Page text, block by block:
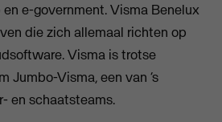
en e-government. Visma Benelux
die zich allemaal richten op
Visma is trotse
Jumbo-Visma, een van ‘s
en schaatsteams.